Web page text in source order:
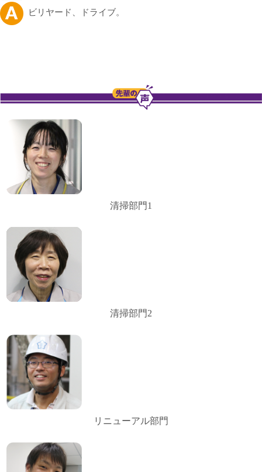
ビリヤード、ドライブ。
清掃部門1
清掃部門2
リニューアル部門